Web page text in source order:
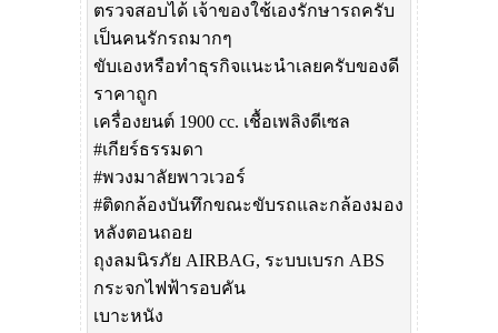
ตรวจสอบได้ เจ้าของใช้เองรักษารถครับ
เป็นคนรักรถมากๆ
ขับเองหรือทำธุรกิจแนะนำเลยครับของดี
ราคาถูก
เครื่องยนต์ 1900 cc. เชื้อเพลิงดีเซล
#เกียร์ธรรมดา
#พวงมาลัยพาวเวอร์
#ติดกล้องบันทึกขณะขับรถและกล้องมอง
หลังตอนถอย
ถุงลมนิรภัย AIRBAG, ระบบเบรก ABS
กระจกไฟฟ้ารอบคัน
เบาะหนัง